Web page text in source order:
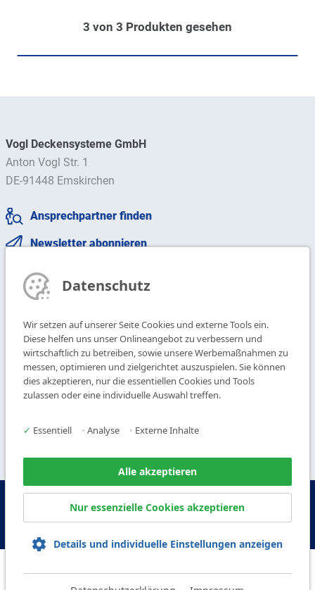
3 von 3 Produkten gesehen
Vogl Deckensysteme GmbH
Anton Vogl Str. 1
DE-91448 Emskirchen
Ansprechpartner finden
Newsletter abonnieren
+49 9104 825-0
+49 9104 825-250
info@vogl-deckensysteme.de
Deckengestaltung
Systeme
Produkte
Galerie
Über uns
Kontakt
© Copyright Vogl Deckensysteme - 2026
Datenschutz
Wir setzen auf unserer Seite Cookies und externe Tools ein.
Diese helfen uns unser Onlineangebot zu verbessern und
wirtschaftlich zu betreiben, sowie unsere Werbemaßnahmen zu
messen, optimieren und zielgerichtet auszuspielen. Sie können
dies akzeptieren, nur die essentiellen Cookies und Tools
zulassen oder eine individuelle Auswahl treffen.
✓ Essentiell • Analyse • Externe Inhalte
Alle akzeptieren
Nur essenzielle Cookies akzeptieren
Details und individuelle Einstellungen anzeigen